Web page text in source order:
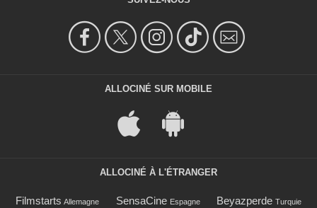
ALLOCINÉ SUR MOBILE
ALLOCINÉ À L'ÉTRANGER
Filmstarts Allemagne SensaCine Espagne Beyazperde Turquie